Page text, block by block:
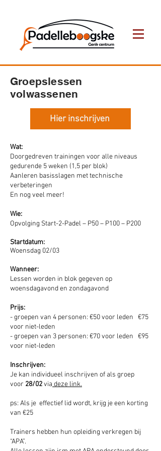
Groepslessen
volwassenen
Hier inschrijven
Wat:
Doorgedreven trainingen voor alle niveaus
gedurende 5 weken (1,5 per blok)
Aanleren basisslagen met technische
verbeteringen
En nog veel meer!
Wie:
Opvolging Start-2-Padel – P50 – P100 – P200
Startdatum:
Woensdag 02/03
Wanneer:
Lessen worden in blok gegeven op
woensdagavond en zondagavond
Prijs:
- groepen van 4 personen: €50 voor leden €75
voor niet-leden
- groepen van 3 personen: €70 voor leden €95
voor niet-leden
Inschrijven:
Je kan individueel inschrijven of als groep
voor 28/02via deze link.
ps: Als je effectief lid wordt, krijg je een korting
van €25
Trainers hebben hun opleiding verkregen bij
“APA”.